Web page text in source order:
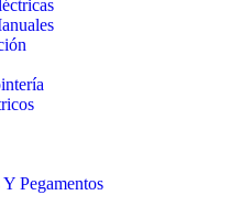
Pegamentos